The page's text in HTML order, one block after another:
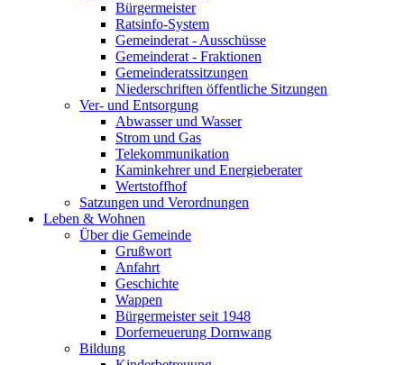
Bürgermeister
Ratsinfo-System
Gemeinderat - Ausschüsse
Gemeinderat - Fraktionen
Gemeinderatssitzungen
Niederschriften öffentliche Sitzungen
Ver- und Entsorgung
Abwasser und Wasser
Strom und Gas
Telekommunikation
Kaminkehrer und Energieberater
Wertstoffhof
Satzungen und Verordnungen
Leben & Wohnen
Über die Gemeinde
Grußwort
Anfahrt
Geschichte
Wappen
Bürgermeister seit 1948
Dorferneuerung Dornwang
Bildung